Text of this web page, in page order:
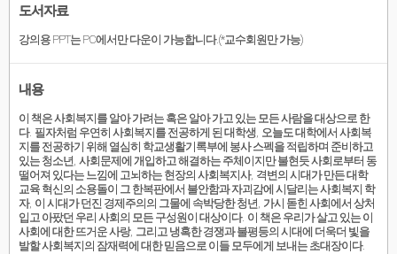
도서자료
강의용 PPT는 PC에서만 다운이 가능합니다.(*교수회원만 가능)
내용
이 책은 사회복지를 알아 가려는 혹은 알아 가고 있는 모든 사람을 대상으로 한
다. 필자처럼 우연히 사회복지를 전공하게 된 대학생, 오늘도 대학에서 사회복
지를 전공하기 위해 열심히 학교생활기록부에 봉사 스펙을 적립하며 준비하고
있는 청소년, 사회문제에 개입하고 해결하는 주체이지만 불현듯 사회로부터 동
떨어져 있다는 느낌에 고뇌하는 현장의 사회복지사, 격변의 시대가 만든 대학
교육 혁신의 소용돌이 그 한복판에서 불안함과 자괴감에 시달리는 사회복지 학
자, 이 시대가 던진 경제주의의 그물에 속박당한 청년, 가시 돋힌 사회에서 상처
입고 아팠던 우리 사회의 모든 구성원이 대상이다. 이 책은 우리가 살고 있는 이
사회에 대한 뜨거운 사랑, 그리고 냉혹한 경쟁과 불평등의 시대에 더욱더 빛을
발할 사회복지의 잠재력에 대한 믿음으로 이들 모두에게 보내는 초대장이다.